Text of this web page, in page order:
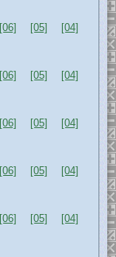
[06] [05]
[04]
[06] [05]
[04]
[06] [05]
[04]
[06] [05]
[04]
[06] [05]
[04]